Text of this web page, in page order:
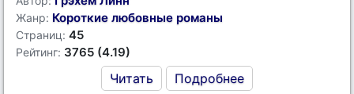
Жанр: Короткие любовные романы
Страниц: 45
Рейтинг: 3765 (4.19)
Читать Подробнее